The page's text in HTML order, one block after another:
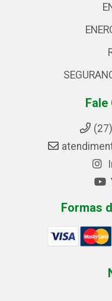
Fale
Formas